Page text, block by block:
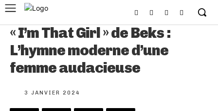
« I’m That Girl » de Beks :
L’hymne moderne d’une
femme audacieuse
3 JANVIER 2024